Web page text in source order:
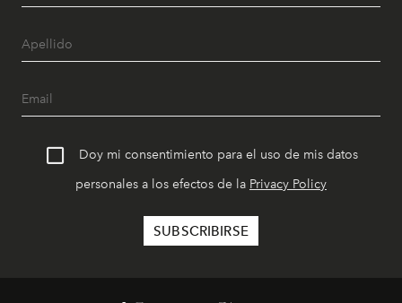
Doy mi consentimiento para el uso de mis datos
personales a los efectos de la Privacy Policy